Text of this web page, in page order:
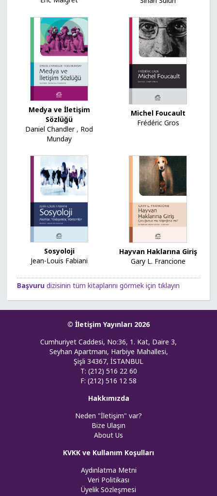
Medya ve İletişim
Sözlüğü
Daniel Chandler, Rod
Munday
Michel Foucault
Frédéric Gros
Sosyoloji
Jean-Louis Fabiani
Hayvan Haklarına Giriş
Gary L. Francione
Başvuru dizisinin tüm kitaplarını görmek için tıklayın
© İletişim Yayınları 2026
Cumhuriyet Caddesi, No:36, 1. Kat, Daire 3,
Seyhan Apartmanı, Harbiye Mahallesi,
Şişli 34367, İSTANBUL
T: (212) 516 22 60
F: (212) 516 12 58
Hakkımızda
Neden "İletişim" var?
Bize Ulaşın
About Us
KVKK ve Kullanım Koşulları
Aydınlatma Metni
Veri Politikası
Üyelik Sözleşmesi